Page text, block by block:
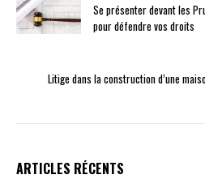
Se présenter devant les
pour défendre vos droits
Litige dans la construction d’une
ARTICLES RÉCENTS